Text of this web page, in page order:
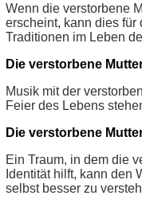
Wenn die verstorbene
erscheint, kann dies für
Traditionen im Leben
Die verstorbene
Musik mit der
Feier des Lebens
Die verstorbene
Ein Traum, in dem die
Identität hilft, kann den
selbst besser zu